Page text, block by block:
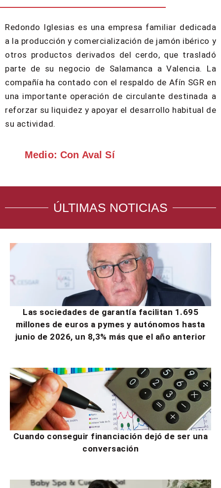
Redondo Iglesias es una empresa familiar dedicada
a la producción y comercialización de jamón ibérico y
otros productos derivados del cerdo, que trasladó
parte de su negocio de Salamanca a Valencia. La
compañía ha contado con el respaldo de Afín SGR en
una importante operación de circulante destinada a
reforzar su liquidez y apoyar el desarrollo habitual de
su actividad.
Medio: Con Aval Sí
ÚLTIMAS NOTICIAS
Las sociedades de garantía facilitan 1.695
millones de euros a pymes y autónomos hasta
junio de 2026, un 8,3% más que el año anterior
Cuando conseguir financiación dejó de ser una
conversación